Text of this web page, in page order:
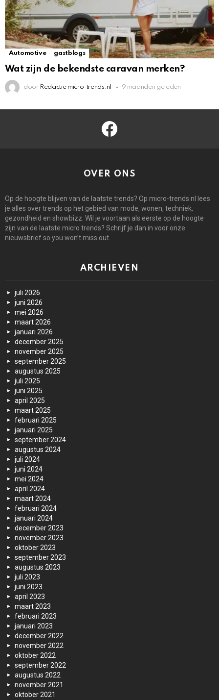
Automotive gastblogs
Wat zijn de bekendste caravan merken?
door Redactie micro-trends.nl 9 maanden geleden
facebook
OVER ONS
Op de hoogte blijven van de laatste trends? Op micro-trends.nl lees
je alles over trends op het gebied van mode, wonen, techniek,
gezondheid en showbizz. Wil je voortaan als eerste op de hoogte
zijn van de laatste micro trends? Schrijf je dan in voor onze
nieuwsbrief so you won’t miss out.
ARCHIEVEN
juli 2026
juni 2026
mei 2026
maart 2026
januari 2026
december 2025
november 2025
september 2025
augustus 2025
juli 2025
juni 2025
april 2025
maart 2025
februari 2025
januari 2025
september 2024
augustus 2024
juli 2024
juni 2024
mei 2024
april 2024
maart 2024
februari 2024
januari 2024
december 2023
november 2023
oktober 2023
september 2023
augustus 2023
juli 2023
juni 2023
april 2023
maart 2023
februari 2023
januari 2023
december 2022
november 2022
oktober 2022
september 2022
augustus 2022
november 2021
oktober 2021